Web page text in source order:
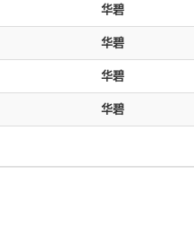
华碧
华碧
华碧
华碧